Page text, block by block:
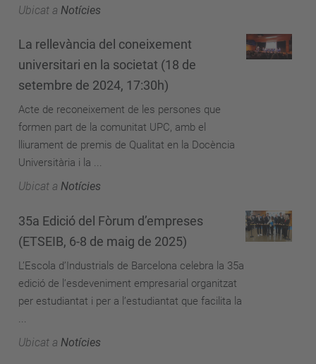
Ubicat a Notícies
La rellevància del coneixement
universitari en la societat (18 de
setembre de 2024, 17:30h)
Acte de reconeixement de les persones que
formen part de la comunitat UPC, amb el
lliurament de premis de Qualitat en la Docència
Universitària i la ...
Ubicat a Notícies
35a Edició del Fòrum d’empreses
(ETSEIB, 6-8 de maig de 2025)
L’Escola d’Industrials de Barcelona celebra la 35a
edició de l’esdeveniment empresarial organitzat
per estudiantat i per a l’estudiantat que facilita la
Ubicat a Notícies